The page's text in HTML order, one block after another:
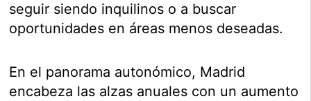
seguir siendo inquilinos o a buscar
oportunidades en áreas menos deseadas.
En el panorama autonómico, Madrid
encabeza las alzas anuales con un aumento